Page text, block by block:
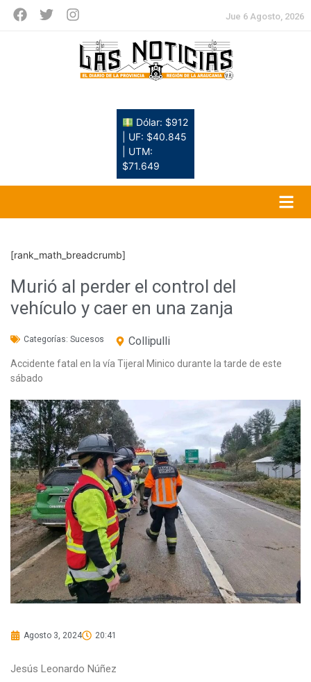
Jue 6 Agosto, 2026
Dólar: $912
| UF: $40.845
| UTM:
$71.649
[rank_math_breadcrumb]
Murió al perder el control del
vehículo y caer en una zanja
Categorías: Sucesos Collipulli
Accidente fatal en la vía Tijeral Minico durante la tarde de este
sábado
Agosto 3, 2024 20:41
Jesús Leonardo Núñez